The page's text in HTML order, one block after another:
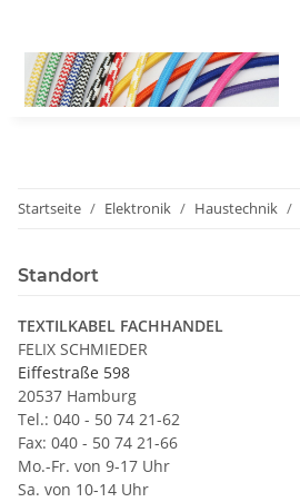
Startseite Elektronik Haustechnik
Standort
TEXTILKABEL FACHHANDEL
FELIX SCHMIEDER
Eiffestraße 598
20537 Hamburg
Tel.: 040 - 50 74 21-62
Fax: 040 - 50 74 21-66
Mo.-Fr. von 9-17 Uhr
Sa. von 10-14 Uhr